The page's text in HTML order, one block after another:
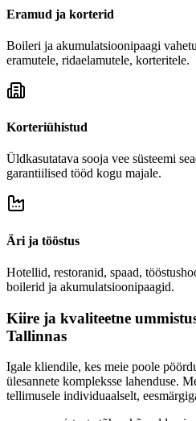
Eramud ja korterid
Boileri ja akumulatsioonipaagi
eramutele, ridaelamutele, korteritele.
Korteriühistud
Üldkasutatava sooja vee süsteemi
garantiilised tööd kogu majale.
Äri ja tööstus
Hotellid, restoranid, spaad,
boilerid ja akumulatsioonipaagid.
Kiire ja kvaliteetne
Tallinnas
Igale kliendile, kes meie poole
ülesannete kompleksse lahenduse.
tellimusele individuaalselt,